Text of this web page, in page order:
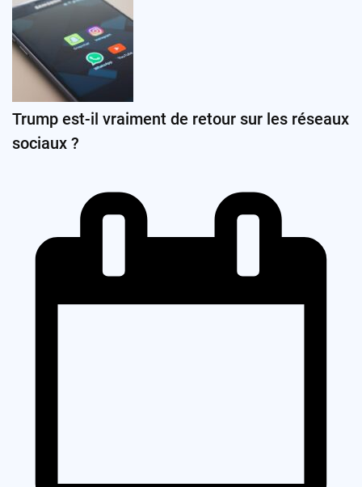
Trump est-il vraiment de retour sur les réseaux
sociaux ?